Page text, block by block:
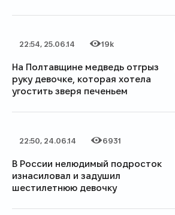
Дата публикации
22:54, 25.06.14
Категория
Количество просмотров
19k
На Полтавщине медведь отгрыз
руку девочке, которая хотела
угостить зверя печеньем
Дата публикации
22:50, 24.06.14
Категория
Количество просмотров
6931
В России нелюдимый подросток
изнасиловал и задушил
шестилетнюю девочку